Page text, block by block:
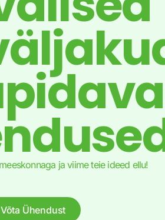
ja viime teie ideed ellu!
Võta Ühendust